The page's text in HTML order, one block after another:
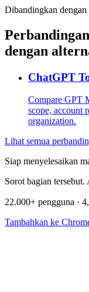
Dibandingkan dengan
dengan
ChatGPT
Compare GPT
scope, account
organization.
Lihat semua
Siap menyelesaikan
Sorot bagian
22.000+ pengguna ·
Tambahkan ke